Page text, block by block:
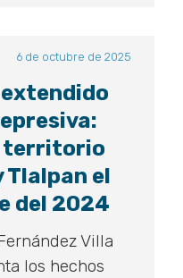
6 de octubre de 2025
territorio
Tlalpan el
del 2024
Villa
los hechos